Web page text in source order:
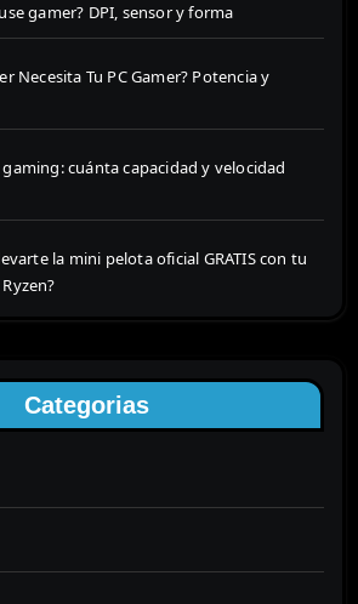
gamer? DPI, sensor y forma
Necesita Tu PC Gamer? Potencia y
cuánta capacidad y velocidad
la mini pelota oficial GRATIS con tu
Categorias